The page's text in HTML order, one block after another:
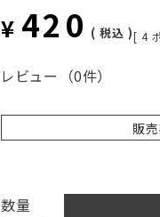
¥ 420 税込 [ 4
レビュー （0件）
販